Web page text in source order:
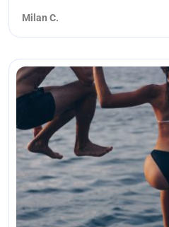
Milan C.